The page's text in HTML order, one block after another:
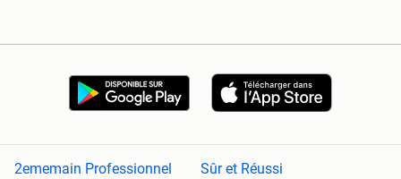
2ememain Professionnel
Sûr et Réussi